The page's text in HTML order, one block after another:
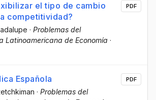
el tipo de cambio
competitividad?
· Problemas del
Latinoamericana de Economía ·
PDF
Española
· Problemas del
PDF